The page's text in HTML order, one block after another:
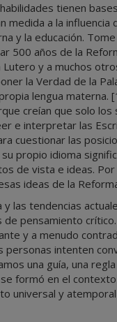
tienen
medida a la
y la educación.
500 años de la
Lutero y a muchos
la Verdad de la
lengua materna.
creían que solo
e interpretar las
cuestionar las
propio idioma
de vista e ideas.
ideas de la
las tendencias
pensamiento
y a menudo
personas intenten
una guía, una
formó en el
universal y